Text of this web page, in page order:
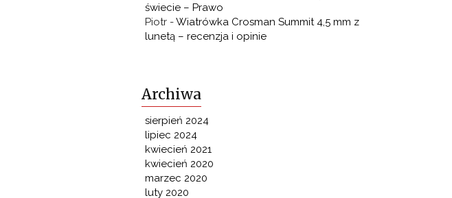
świecie – Prawo
Piotr -Wiatrówka Crosman Summit 4,5 mm z
lunetą – recenzja i opinie
Archiwa
sierpień 2024
lipiec 2024
kwiecień 2021
kwiecień 2020
marzec 2020
luty 2020